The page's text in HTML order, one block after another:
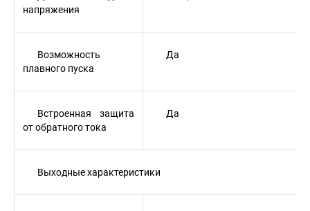
напряжения
Возможность
плавного пуска
Да
Встроенная защита
от обратного тока
Да
Выходные характеристики